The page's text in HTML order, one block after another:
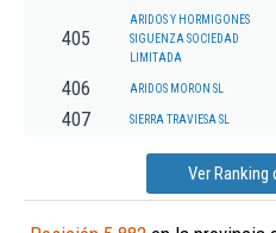
405
ARIDOS Y HORMIGONES
SIGUENZA SOCIEDAD
LIMITADA
406 ARIDOS MORON SL
407 SIERRA TRAVIESA SL
Ver Ranking